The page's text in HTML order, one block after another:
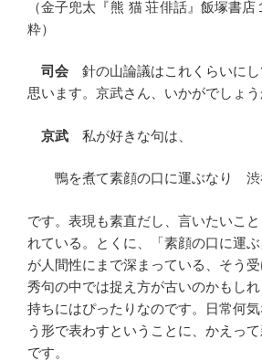
（金子兜太『熊猫 荘俳話 』飯塚書
粋）
司会 針の山論議はこれくらいに
思います。京武さん、いかがでしょう
京武 私が好きな句は、
鴨を煮て素顔の口に運ぶなり 渋
です。表現も素直だし、言いたいこ
れている。とくに、「素顔の口に運
が人間性にまで深まっている、そう受
秀句の中では捉え方が古いのかもし
持ちにはぴったりなのです。日常何
う形で表わすということに、かえっ
です。